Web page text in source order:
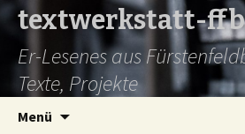
textwerkstatt-
Er-Lesenes aus
Texte, Projekte
Menü